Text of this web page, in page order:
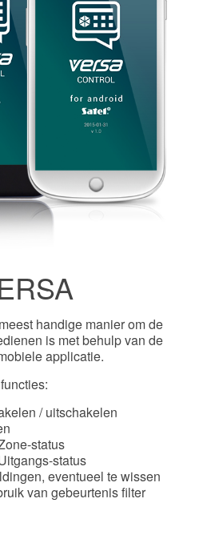
handige manier om de
is met behulp van de
applicatie.
/ uitschakelen
status
status
eventueel te wissen
van gebeurtenis filter